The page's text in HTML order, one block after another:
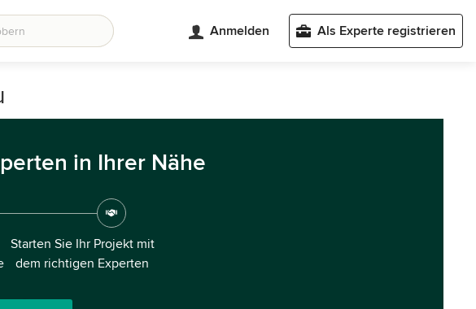
Anmelden Als Experte registrieren
in Ihrer Nähe
Starten Sie Ihr Projekt mit
dem richtigen Experten